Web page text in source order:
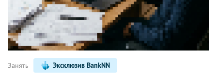
Занять Эксклюзив BankNN